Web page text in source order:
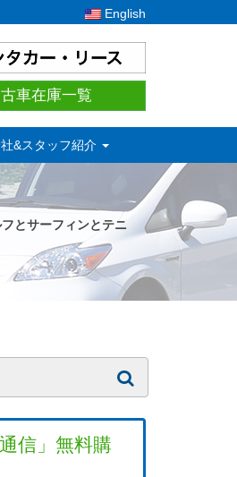
English
車在庫一覧
&スタッフ紹介
とサーフィンとテニ
信」無料購